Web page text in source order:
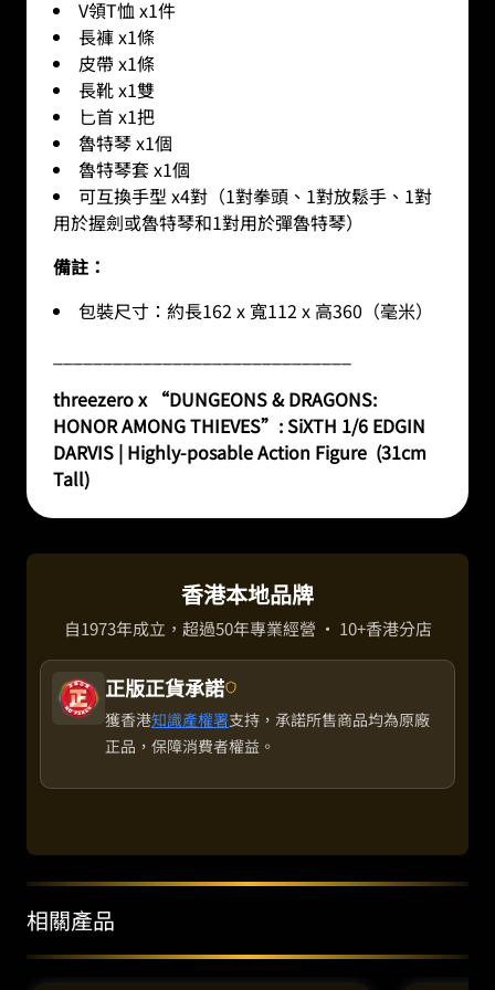
V領T恤 x1件
長褲 x1條
皮帶 x1條
長靴 x1雙
匕首 x1把
魯特琴 x1個
魯特琴套 x1個
可互換手型 x4對（1對拳頭、1對放鬆手、1對
用於握劍或魯特琴和1對用於彈魯特琴）
備註：
包裝尺寸：約長162 x 寬112 x 高360（毫米）
threezero x “DUNGEONS & DRAGONS:
HONOR AMONG THIEVES”: SiXTH 1/6 EDGIN
DARVIS | Highly-posable Action Figure (31cm
Tall)
香港本地品牌
自1973年成立，超過50年專業經營 · 10+香港分店
正版正貨承諾
獲香港知識產權署支持，承諾所售商品均為原廠
正品，保障消費者權益。
相關產品